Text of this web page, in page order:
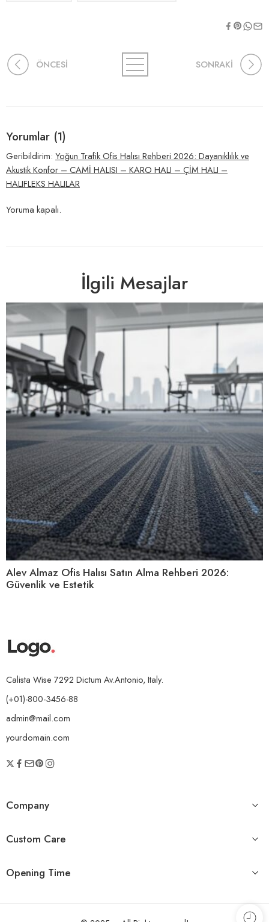
ÖNCESİ SONRAKİ
Yorumlar (1)
Geribildirim: Yoğun Trafik Ofis Halısı Rehberi 2026: Dayanıklılık ve
Akustik Konfor – CAMİ HALISI – KARO HALI – ÇİM HALI –
HALIFLEKS HALILAR
Yoruma kapalı.
İlgili Mesajlar
Alev Almaz Ofis Halısı Satın Alma Rehberi 2026:
Güvenlik ve Estetik
Calista Wise 7292 Dictum Av.Antonio, Italy.
(+01)-800-3456-88
admin@mail.com
yourdomain.com
Company
Custom Care
Opening Time